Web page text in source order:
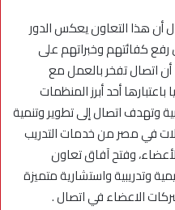
أن هذا التعاون يعكس الدور
رفع كفائتهم وخبراتهم على
اتصال تفخر بالعمل مع
باعتبارها أحد أبرز المنظمات
وتهدف اتصال إلى تطوير وتنمية
في مصر من خدمات التدريب
وفتح آفاق تعاون
وتدريبية واستشارية متميزة
الاعضاء في اتصال .